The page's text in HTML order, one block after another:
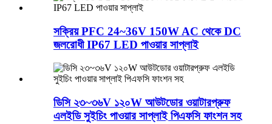
সক্রিয় PFC 24~36V 150W AC থেকে DC
জলরোধী IP67 LED পাওয়ার সাপ্লাই
ডিসি ২৩~৩৬V ১২০W আউটডোর ওয়াটারপ্রুফ
এলইডি সুইচিং পাওয়ার সাপ্লাই পিএফসি ফাংশন সহ